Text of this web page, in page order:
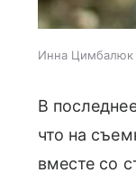
Инна Цимбалюк
В
что на
вместе со